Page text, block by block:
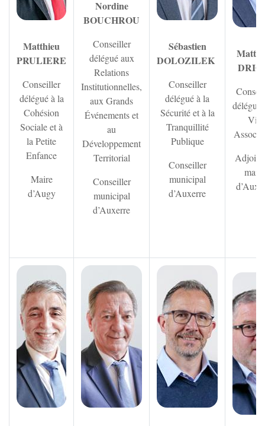
Matthieu
PRULIERE
Conseiller
délégué à la
Cohésion
Sociale et à
la Petite
Enfance
Maire
d’Augy
Nordine
BOUCHROU
Conseiller
délégué aux
Relations
Institutionnelles,
aux Grands
Événements et
au
Développement
Territorial
Conseiller
municipal
d’Auxerre
Sébastien
DOLOZILEK
Conseiller
délégué à la
Sécurité et à la
Tranquillité
Publique
Conseiller
municipal
d’Auxerre
délégué
Vie
Adjoint
maire
Zoom sur l'image Zoom sur l'image Zoom sur